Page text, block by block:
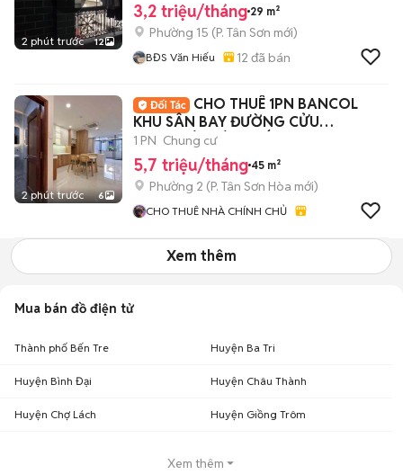
2 phút trước 12
3,2 triệu/tháng 29 m²
Phường 15 (P. Tân Sơn mới)
BĐS Văn Hiếu 12 đã bán
2 phút trước 6
CHO THUÊ 1PN BANCOL
KHU SÂN BAY ĐƯỜNG CỬU
LONG/YÊN YÊN THẾ SẠCH SẼ NEW
1 PN Chung cư
5,7 triệu/tháng 45 m²
Phường 2 (P. Tân Sơn Hòa mới)
CHO THUÊ NHÀ CHÍNH CHỦ
Xem thêm
Mua bán đồ điện tử
Thành phố Bến Tre Huyện Ba Tri
Huyện Bình Đại Huyện Châu Thành
Huyện Chợ Lách Huyện Giồng Trôm
Xem thêm